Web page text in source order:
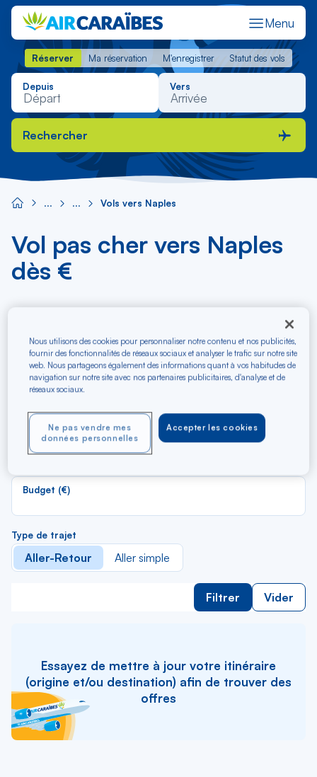
Menu
Réserver Ma réservation M'enregistrer Statut des vols
Réserver Ma réservation M'enregistrer Statut des vols
Depuis Vers
Rechercher
Vols vers Naples
Vol pas cher vers Naples
dès €
vols en A/R vers Naples
Depuis
Vers
Pour aller vers
Budget (€)
Type de trajet
Aller-Retour Aller simple
Filtrer Vider
Essayez de mettre à jour votre itinéraire
(origine et/ou destination) afin de trouver des
offres
Nous utilisons des cookies pour personnaliser notre contenu et nos publicités,
fournir des fonctionnalités de réseaux sociaux et analyser le trafic sur notre site
web. Nous partageons également des informations quant à vos habitudes de
navigation sur notre site avec nos partenaires publicitaires, d'analyse et de
réseaux sociaux.
Accepter les cookies
Ne pas vendre mes
données personnelles